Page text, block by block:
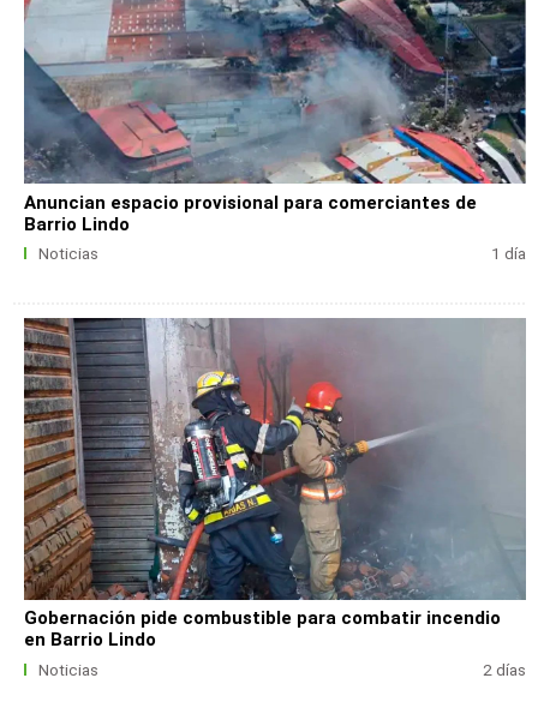
Anuncian espacio provisional para comerciantes de
Barrio Lindo
Noticias 1 día
Gobernación pide combustible para combatir incendio
en Barrio Lindo
Noticias 2 días